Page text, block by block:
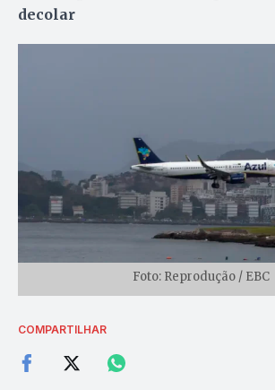
decolar
Foto: Reprodução / EBC
COMPARTILHAR